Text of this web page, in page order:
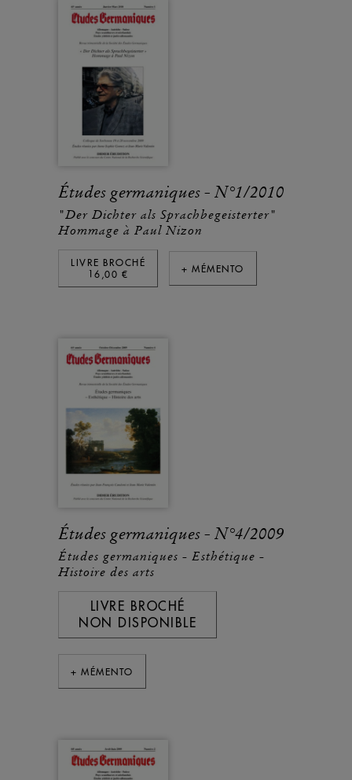
Études germaniques - N°1/2010
"Der Dichter als Sprachbegeisterter"
Hommage à Paul Nizon
LIVRE BROCHÉ
16,00 €
+ MÉMENTO
Études germaniques - N°4/2009
Études germaniques - Esthétique -
Histoire des arts
LIVRE BROCHÉ
NON DISPONIBLE
+ MÉMENTO